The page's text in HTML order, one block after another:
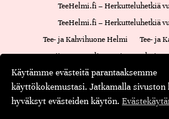
TeeHelmi.fi – Herkutteluhetkiä
TeeHelmi.fi – Herkutteluhetkiä
Tee- ja Kahvihuone Helmi
Tee- ja
Loviisan Kappeli
Cajsan Helmi
Oiva-raportti
Cajsan
Maustamaton tee
Maustettu tee
Käytämme evästeitä parantaaksemme
käyttökokemustasi. Jatkamalla sivuston
hyväksyt evästeiden käytön.